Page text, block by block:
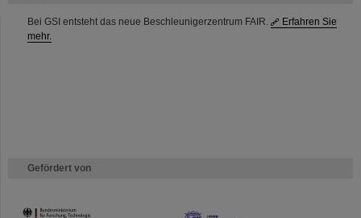
Bei GSI entsteht das neue Beschleunigerzentrum FAIR.
Erfahren Sie
mehr.
Gefördert von
HMWK